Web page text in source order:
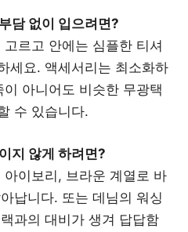
담 없이 입으려면?
르고 안에는 심플한 티셔
세요. 액세서리는 최소화하
아니어도 비슷한 무광택
수 있습니다.
지 않게 하려면?
이보리, 브라운 계열로 바
납니다. 또는 데님의 워싱
과의 대비가 생겨 답답함